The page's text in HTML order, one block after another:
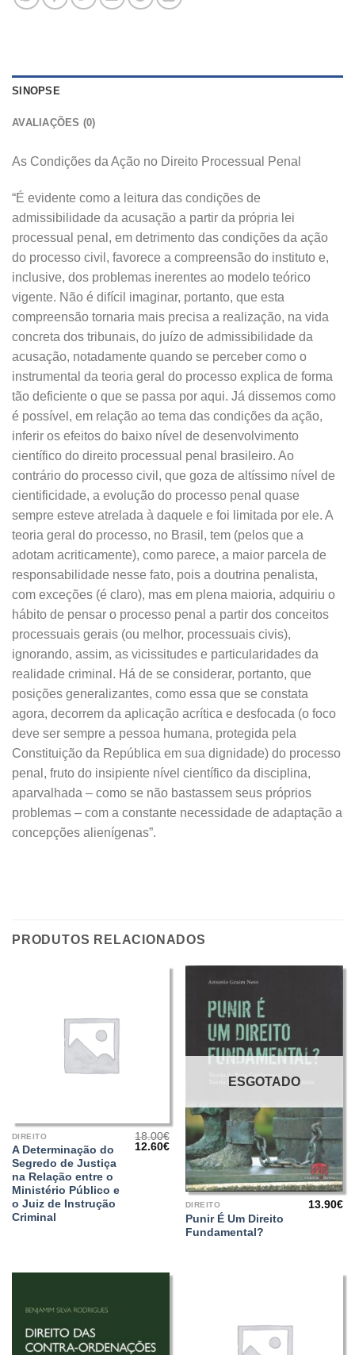
SINOPSE
AVALIAÇÕES (0)
As Condições da Ação no Direito Processual Penal
“É evidente como a leitura das condições de
admissibilidade da acusação a partir da própria lei
processual penal, em detrimento das condições da ação
do processo civil, favorece a compreensão do instituto e,
inclusive, dos problemas inerentes ao modelo teórico
vigente. Não é difícil imaginar, portanto, que esta
compreensão tornaria mais precisa a realização, na vida
concreta dos tribunais, do juízo de admissibilidade da
acusação, notadamente quando se perceber como o
instrumental da teoria geral do processo explica de forma
tão deficiente o que se passa por aqui. Já dissemos como
é possível, em relação ao tema das condições da ação,
inferir os efeitos do baixo nível de desenvolvimento
científico do direito processual penal brasileiro. Ao
contrário do processo civil, que goza de altíssimo nível de
cientificidade, a evolução do processo penal quase
sempre esteve atrelada à daquele e foi limitada por ele. A
teoria geral do processo, no Brasil, tem (pelos que a
adotam acriticamente), como parece, a maior parcela de
responsabilidade nesse fato, pois a doutrina penalista,
com exceções (é claro), mas em plena maioria, adquiriu o
hábito de pensar o processo penal a partir dos conceitos
processuais gerais (ou melhor, processuais civis),
ignorando, assim, as vicissitudes e particularidades da
realidade criminal. Há de se considerar, portanto, que
posições generalizantes, como essa que se constata
agora, decorrem da aplicação acrítica e desfocada (o foco
deve ser sempre a pessoa humana, protegida pela
Constituição da República em sua dignidade) do processo
penal, fruto do insipiente nível científico da disciplina,
aparvalhada – como se não bastassem seus próprios
problemas – com a constante necessidade de adaptação a
concepções alienígenas”.
PRODUTOS RELACIONADOS
DIREITO
A Determinação do
Segredo de Justiça
na Relação entre o
Ministério Público e
o Juiz de Instrução
Criminal
18.00€
O
12.60€O
preço
atual
12.60€.
ESGOTADO
DIREITO
Punir É Um Direito
Fundamental?
13.90€